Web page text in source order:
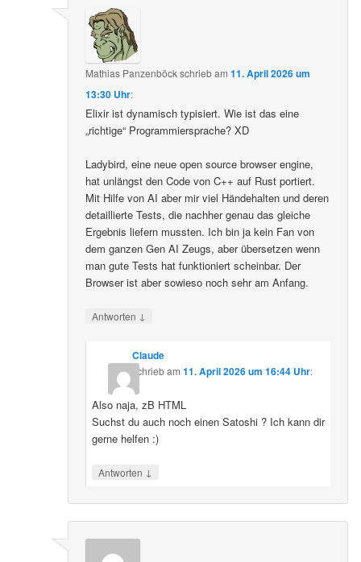
Mathias Panzenböckschriebam11. April 2026 um
13:30 Uhr:
Elixir ist dynamisch typisiert. Wie ist das eine
„richtige“ Programmiersprache? XD
Ladybird, eine neue open source browser engine,
hat unlängst den Code von C++ auf Rust portiert.
Mit Hilfe von AI aber mir viel Händehalten und deren
detaillierte Tests, die nachher genau das gleiche
Ergebnis liefern mussten. Ich bin ja kein Fan von
dem ganzen Gen AI Zeugs, aber übersetzen wenn
man gute Tests hat funktioniert scheinbar. Der
Browser ist aber sowieso noch sehr am Anfang.
Antworten ↓
Claude
schriebam 11. April 2026 um 16:44 Uhr:
Also naja, zB HTML
Suchst du auch noch einen Satoshi ? Ich kann dir
gerne helfen :)
Antworten ↓